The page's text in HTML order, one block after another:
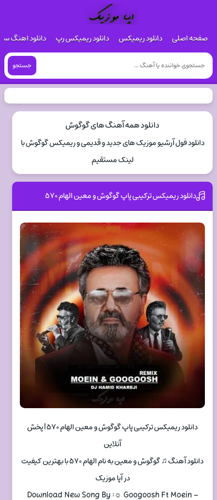
صفحه اصلی دانلود ریمیکس دانلود ریمیکس رپ دانلود اهنگ
جستجو
دانلود همه آهنگ های گوگوش
دانلود فول آرشیو موزیک های جدید و قدیمی و ریمیکس گوگوش با
لینک مستقیم
دانلود ریمیکس ترکیبی پاپ گوگوش و معین الهام ۵۷۰
دانلود ریمیکس ترکیبی پاپ گوگوش و معین الهام ۵۷۰ | پخش
آنلاین
دانلود آهنگ ♫ گوگوش و معین به نام الهام ۵۷۰ با بهترین کیفیت
در آپا موزیک
Download New Song By :☼ Googoosh Ft Moein –